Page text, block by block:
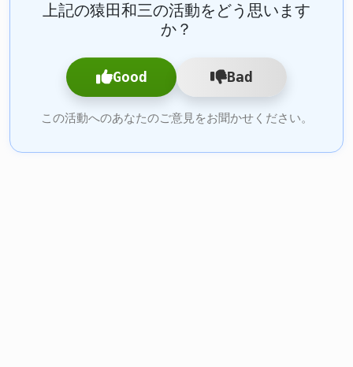
上記の猿田和三の活動をどう思います
か？
Good Bad
この活動へのあなたのご意見をお聞かせください。